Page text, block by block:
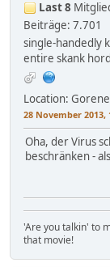
Last 8
Beiträge: 7.701
single-handedly
entire skank
Location:
28 November 2013,
Oha, der Virus
beschränken -
'Are you talkin' to
that movie!